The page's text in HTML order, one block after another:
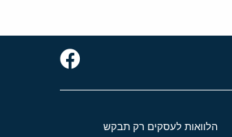
הלוואות לעסקים רק תבקש